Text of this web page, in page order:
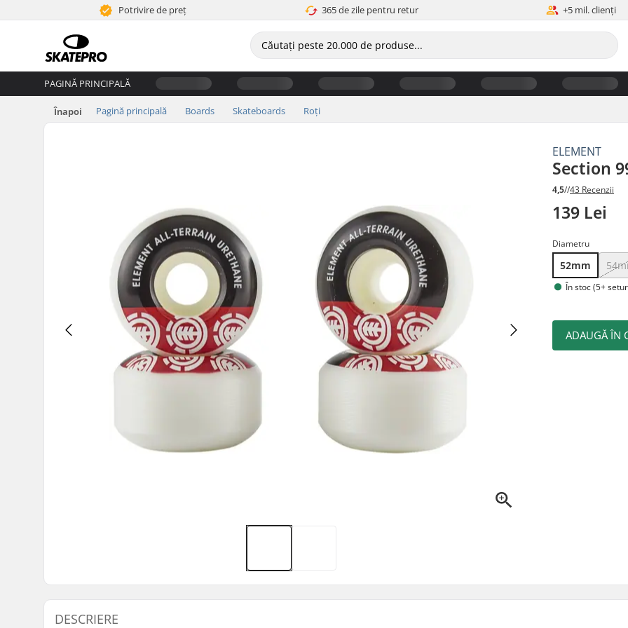
Potrivire de preț 365 de zile pentru retur +5 mil. clienți
PAGINĂ PRINCIPALĂ
Înapoi Pagină principală Boards Skateboards Roți
ELEMENT
Section
4,5//43 Recenzii
139 Lei
Diametru
52mm
În stoc (5+
ADAUGĂ ÎN
DESCRIERE